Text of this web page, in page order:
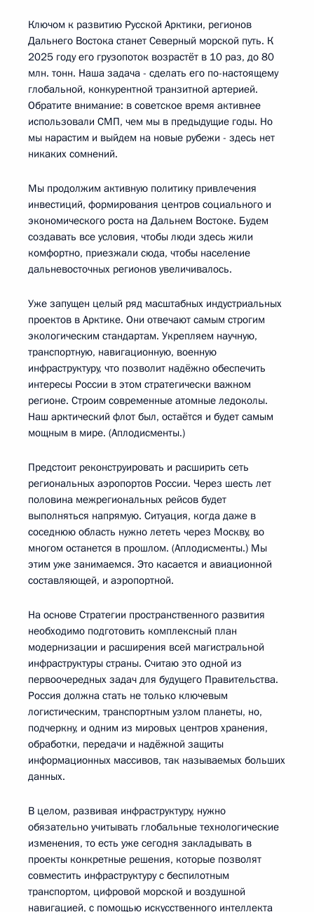
Ключом к развитию Русской Арктики, регионов
Дальнего Востока станет Северный морской путь. К
2025 году его грузопоток возрастёт в 10 раз, до 80
млн. тонн. Наша задача - сделать его по-настоящему
глобальной, конкурентной транзитной артерией.
Обратите внимание: в советское время активнее
использовали СМП, чем мы в предыдущие годы. Но
мы нарастим и выйдем на новые рубежи - здесь нет
никаких сомнений.
Мы продолжим активную политику привлечения
инвестиций, формирования центров социального и
экономического роста на Дальнем Востоке. Будем
создавать все условия, чтобы люди здесь жили
комфортно, приезжали сюда, чтобы население
дальневосточных регионов увеличивалось.
Уже запущен целый ряд масштабных индустриальных
проектов в Арктике. Они отвечают самым строгим
экологическим стандартам. Укрепляем научную,
транспортную, навигационную, военную
инфраструктуру, что позволит надёжно обеспечить
интересы России в этом стратегически важном
регионе. Строим современные атомные ледоколы.
Наш арктический флот был, остаётся и будет самым
мощным в мире. (Аплодисменты.)
Предстоит реконструировать и расширить сеть
региональных аэропортов России. Через шесть лет
половина межрегиональных рейсов будет
выполняться напрямую. Ситуация, когда даже в
соседнюю область нужно лететь через Москву, во
многом останется в прошлом. (Аплодисменты.) Мы
этим уже занимаемся. Это касается и авиационной
составляющей, и аэропортной.
На основе Стратегии пространственного развития
необходимо подготовить комплексный план
модернизации и расширения всей магистральной
инфраструктуры страны. Считаю это одной из
первоочередных задач для будущего Правительства.
Россия должна стать не только ключевым
логистическим, транспортным узлом планеты, но,
подчеркну, и одним из мировых центров хранения,
обработки, передачи и надёжной защиты
информационных массивов, так называемых больших
данных.
В целом, развивая инфраструктуру, нужно
обязательно учитывать глобальные технологические
изменения, то есть уже сегодня закладывать в
проекты конкретные решения, которые позволят
совместить инфраструктуру с беспилотным
транспортом, цифровой морской и воздушной
навигацией, с помощью искусственного интеллекта